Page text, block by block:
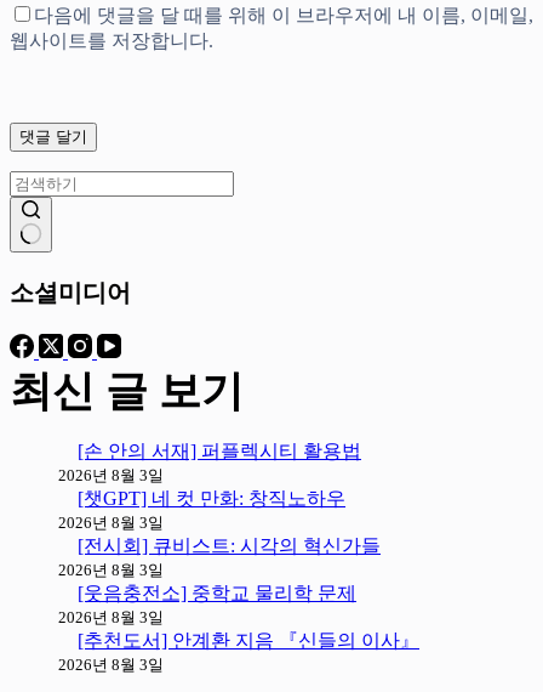
다음에 댓글을 달 때를 위해 이 브라우저에 내 이름, 이메일,
웹사이트를 저장합니다.
댓글 달기
과
음
소셜미디어
최신 글 보기
[손 안의 서재] 퍼플렉시티 활용법
2026년 8월 3일
[챗GPT] 네 컷 만화: 창직노하우
2026년 8월 3일
[전시회] 큐비스트: 시각의 혁신가들
2026년 8월 3일
[웃음충전소] 중학교 물리학 문제
2026년 8월 3일
[추천도서] 안계환 지음 『신들의 이사』
2026년 8월 3일